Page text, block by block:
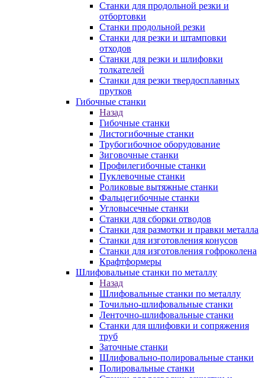
Станки для продольной резки и
отбортовки
Станки продольной резки
Станки для резки и штамповки
отходов
Станки для резки и шлифовки
толкателей
Станки для резки твердосплавных
прутков
Гибочные станки
Назад
Гибочные станки
Листогибочные станки
Трубогибочное оборудование
Зиговочные станки
Профилегибочные станки
Пуклевочные станки
Роликовые вытяжные станки
Фальцегибочные станки
Угловысечные станки
Станки для сборки отводов
Станки для размотки и правки металла
Станки для изготовления конусов
Станки для изготовления гофроколена
Крафтформеры
Шлифовальные станки по металлу
Назад
Шлифовальные станки по металлу
Точильно-шлифовальные станки
Ленточно-шлифовальные станки
Станки для шлифовки и сопряжения
труб
Заточные станки
Шлифовально-полировальные станки
Полировальные станки